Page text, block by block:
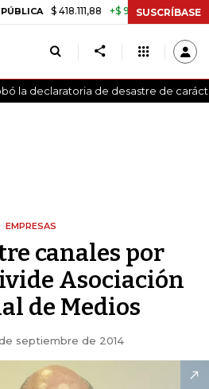
$ 418.111,88 +$ 9.612,91 +2,35%
SUSCRÍBASE
la declaratoria de desastre de
EMPRESAS
canales por
Asociación
de Medios
septiembre de 2014